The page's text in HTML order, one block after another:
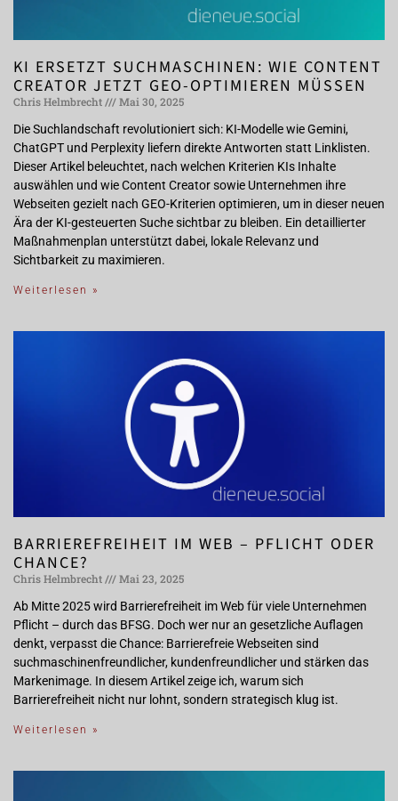
KI ERSETZT SUCHMASCHINEN: WIE CONTENT
CREATOR JETZT GEO-OPTIMIEREN MÜSSEN
Chris Helmbrecht
Mai 30, 2025
Die Suchlandschaft revolutioniert sich: KI-Modelle wie Gemini,
ChatGPT und Perplexity liefern direkte Antworten statt Linklisten.
Dieser Artikel beleuchtet, nach welchen Kriterien KIs Inhalte
auswählen und wie Content Creator sowie Unternehmen ihre
Webseiten gezielt nach GEO-Kriterien optimieren, um in dieser neuen
Ära der KI-gesteuerten Suche sichtbar zu bleiben. Ein detaillierter
Maßnahmenplan unterstützt dabei, lokale Relevanz und
Sichtbarkeit zu maximieren.
Weiterlesen »
BARRIEREFREIHEIT IM WEB – PFLICHT ODER
CHANCE?
Chris Helmbrecht
Mai 23, 2025
Ab Mitte 2025 wird Barrierefreiheit im Web für viele Unternehmen
Pflicht – durch das BFSG. Doch wer nur an gesetzliche Auflagen
denkt, verpasst die Chance: Barrierefreie Webseiten sind
suchmaschinenfreundlicher, kundenfreundlicher und stärken das
Markenimage. In diesem Artikel zeige ich, warum sich
Barrierefreiheit nicht nur lohnt, sondern strategisch klug ist.
Weiterlesen »